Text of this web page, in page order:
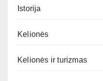
Istorija
Kelionės
Kelionės ir turizmas